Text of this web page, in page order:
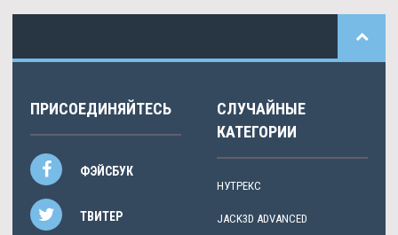
ПРИСОЕДИНЯЙТЕСЬ
ФЭЙСБУК
ТВИТЕР
СЛУЧАЙНЫЕ
КАТЕГОРИИ
НУТРЕКС
JACK3D ADVANCED